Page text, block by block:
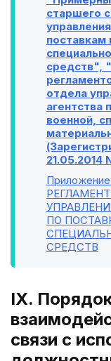
старшего
поставкам
средств",
отдела
агентства
военной,
21.05.2014
ПО
СРЕДСТВ
IX.
связи с